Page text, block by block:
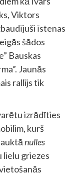
Viktors
īstenas
šādos
Bauskas
Jaunās
rallijs tik
izrādīties
kurš
nulles
lielu griezes